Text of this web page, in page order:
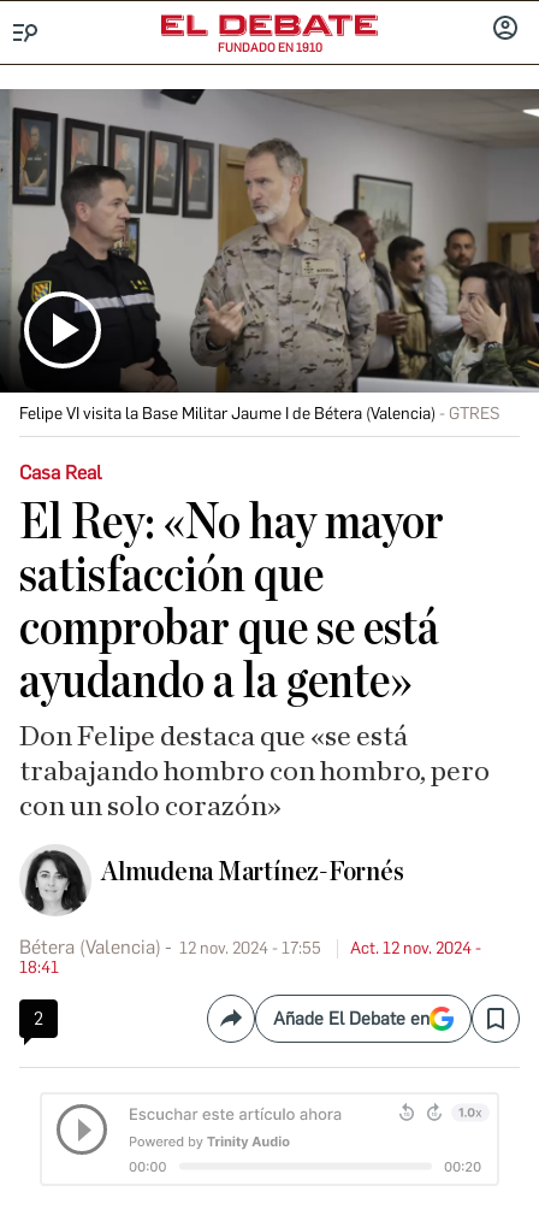
FUNDADO EN 1910
Felipe VI visita la Base Militar Jaume I de Bétera (Valencia) GTRES
Casa Real
El Rey: «No hay mayor
satisfacción que
comprobar que se está
ayudando a la gente»
Don Felipe destaca que «se está
trabajando hombro con hombro, pero
con un solo corazón»
Almudena Martínez-Fornés
Bétera (Valencia) 12 nov. 2024 - 17:55
Act. 12 nov. 2024 -
18:41
2 CompartirAñade El Debate en Save